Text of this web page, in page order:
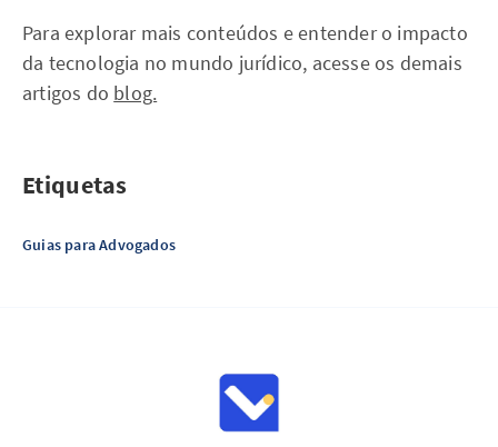
Para explorar mais conteúdos e entender o impacto
da tecnologia no mundo jurídico, acesse os demais
artigos do blog.
Etiquetas
Guias para Advogados